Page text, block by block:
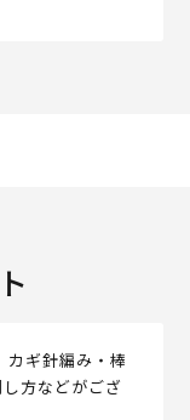
カギ針編み・棒
方などがござ